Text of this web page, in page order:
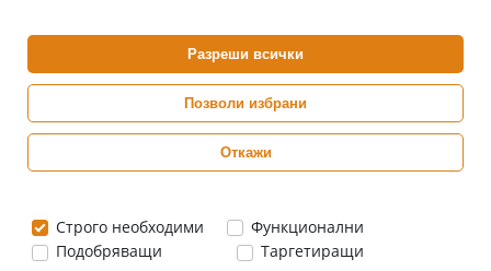
ePharm е лицензирана онлайн аптека от
Изпълнителна Агенция по Лекарствата
0882 444 666
Цените са в евро / лева с включен ДДС
Разреши всички
Позволи избрани
Откажи
Строго необходими
Функционални
Подобряващи
Таргетиращи